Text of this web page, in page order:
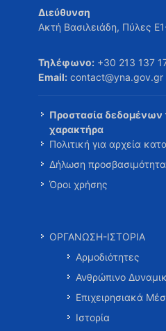
Διεύθυνση
Ακτή Βασιλειάδη, Πύλες
Τηλέφωνο: +30 213 137
Email: contact@yna.gov.gr
Προστασία
χαρακτήρα
Πολιτική για αρχεία
Δήλωση
Όροι χρήσης
ΟΡΓΑΝΩΣΗ-ΙΣΤΟΡΙΑ
Αρμοδιότητες
Ανθρώπινο
Επιχειρησιακά
Ιστορία